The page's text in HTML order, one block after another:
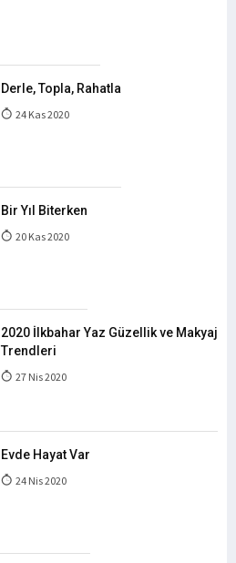
Derle, Topla, Rahatla
24 Kas 2020
Bir Yıl Biterken
20 Kas 2020
2020 İlkbahar Yaz Güzellik ve Makyaj
Trendleri
27 Nis 2020
Evde Hayat Var
24 Nis 2020